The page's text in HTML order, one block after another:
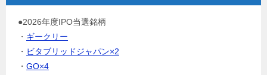
●2026年度IPO当選銘柄
・ ギークリー
・ ビタブリッドジャパン×2
・ GO×4